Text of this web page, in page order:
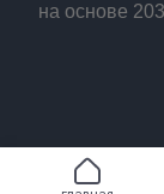
на основе